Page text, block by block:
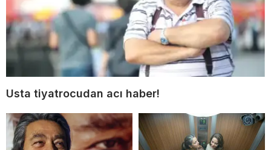
Usta tiyatrocudan acı haber!